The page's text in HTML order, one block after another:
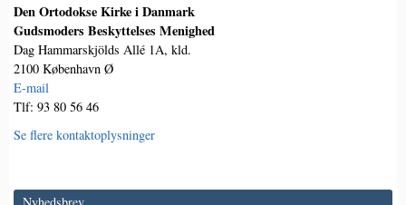
Den Ortodokse Kirke i Danmark
Gudsmoders Beskyttelses Menighed
Dag Hammarskjölds Allé 1A, kld.
2100 København Ø
E-mail
Tlf: 93 80 56 46
Se flere kontaktoplysninger